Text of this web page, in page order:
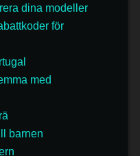
dina modeller
för
med
barnen